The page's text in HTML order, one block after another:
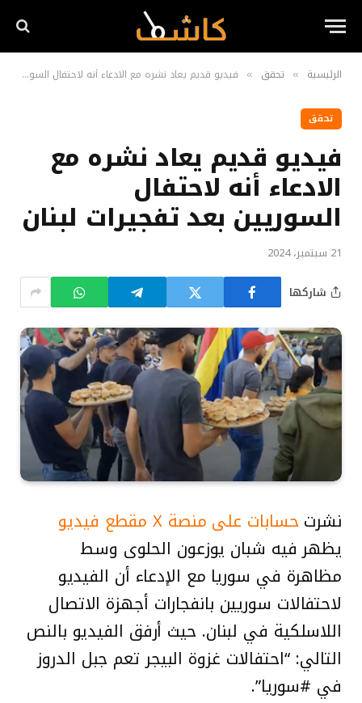
الرئيسية » تحقق » فيديو قديم يعاد نشره مع الادعاء أنه لاحتفال السوريين بعد تفجيرات لبنان
تحقق
فيديو قديم يعاد نشره مع
الادعاء أنه لاحتفال
السوريين بعد تفجيرات لبنان
21 سبتمبر، 2024
شاركها
نشرت حسابات على منصة X مقطع فيديو
يظهر فيه شبان يوزعون الحلوى وسط
مظاهرة في سوريا مع الإدعاء أن الفيديو
لاحتفالات سوريين بانفجارات أجهزة الاتصال
اللاسلكية في لبنان. حيث أرفق الفيديو بالنص
التالي: “احتفالات غزوة البيجر تعم جبل الدروز
في #سوريا”.